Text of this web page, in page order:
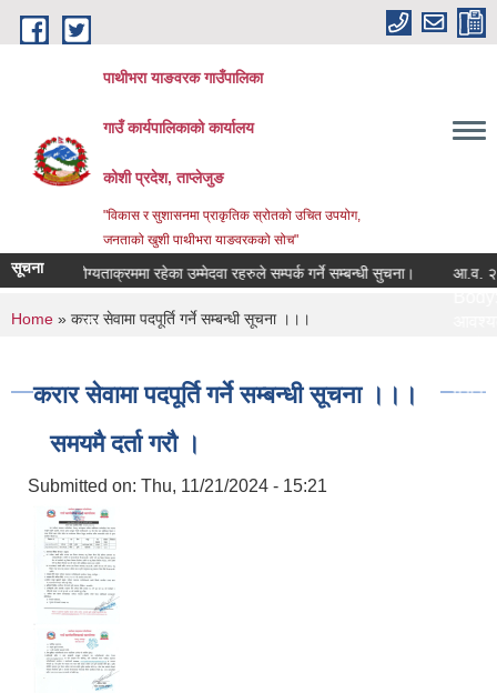
Skip to main content
पाथीभरा याङवरक गाउँपालिका
गाउँ कार्यपालिकाको कार्यालय
कोशी प्रदेश, ताप्लेजुङ
"विकास र सुशासनमा प्राकृतिक स्रोतको उचित उपयोग,
जनताको खुशी पाथीभरा याङवरकको सोच"
सूचनायोग्यताक्रममा रहेका उम्मेदवा रहरुले सम्पर्क गर्ने सम्बन्धी सुचना। आ.व.
प्रक्रिया:
You are here
Home » करार सेवामा पदपूर्ति गर्ने सम्बन्धी सूचना ।।।
करार सेवामा पदपूर्ति गर्ने सम्बन्धी सूचना ।।।
समयमै दर्ता गरौ ।
Submitted on: Thu, 11/21/2024 - 15:21